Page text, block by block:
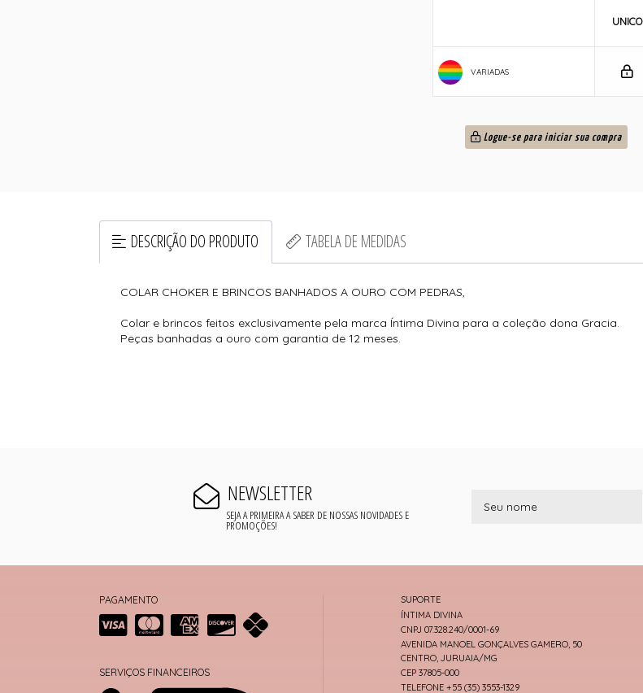
VARIADAS
UNICO
Logue-se para iniciar sua compra
DESCRIÇÃO DO PRODUTO TABELA DE MEDIDAS
COLAR CHOKER E BRINCOS BANHADOS A OURO COM PEDRAS,
Colar e brincos feitos exclusivamente pela marca Íntima Divina para a coleção dona Gracia.
Peças banhadas a ouro com garantia de 12 meses.
NEWSLETTER
SEJA A PRIMEIRA A SABER DE NOSSAS NOVIDADES E
PROMOÇÕES!
PAGAMENTO
SERVIÇOS FINANCEIROS
SUPORTE
ÍNTIMA DIVINA
CNPJ 07.328.240/0001-69
AVENIDA MANOEL GONÇALVES GAMERO, 50
CENTRO, JURUAIA/MG
CEP 37805-000
TELEFONE +55 (35) 3553-1329